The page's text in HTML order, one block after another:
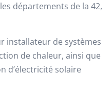
départements de la 42,
installateur de systèmes
de chaleur, ainsi que
d’électricité solaire